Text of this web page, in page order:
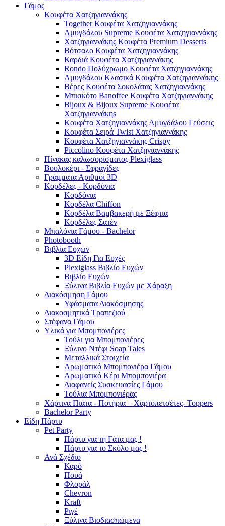
Γάμος
Κουφέτα Χατζηγιαννάκης
Together Κουφέτα Χατζηγιαννάκης
Αμυγδάλου Supreme Κουφέτα Χατζηγιαννάκης
Χατζηγιαννάκης Κουφέτα Premium Desserts
Βότσαλο Κουφέτα Χατζηγιαννάκης
Καρδιά Κουφέτα Χατζηγιαννάκης
Rondo Πολύχρωμο Κουφέτα Χατζηγιαννάκης
Αμυγδάλου Κλασικά Κουφέτα Χατζηγιαννάκης
Βέρες Κουφέτα Σοκολάτας Χατζηγιαννάκης
Μπισκότο Banoffee Κουφέτα Χατζηγιαννάκης
Bijoux & Bijoux Supreme Κουφέτα
Χατζηγιαννάκηs
Κουφέτα Χατζηγιαννάκης Αμυγδάλου Γεύσεις
Κουφέτα Σειρά Twist Χατζηγιαννάκης
Κουφέτα Χατζηγιαννάκης Crispy
Piccolino Κουφέτα Χατζηγιαννάκης
Πίνακας καλωσορίσματος Plexiglass
Βουλοκέρι - Σφραγίδες
Γράμματα Αριθμοί 3D
Κορδέλες - Κορδόνια
Κορδόνια
Κορδέλα Chiffon
Κορδέλα Βαμβακερή με Ξέφτια
Κορδέλες Σατέν
Μπαλόνια Γάμου - Bachelor
Photobooth
Βιβλία Ευχών
3D Είδη Για Ευχές
Plexiglass Βιβλίο Ευχών
Βιβλίο Ευχών
Ξύλινα Βιβλία Ευχών με Χάραξη
Διακόσμηση Γάμου
Υφάσματα Διακόσμησης
Διακοσμητικά Τραπεζιού
Στέφανα Γάμου
Υλικά για Μπομπονιέρες
Τούλι για Μπομπονιέρες
Ξύλινο Ντέφι Soap Tales
Μεταλλικά Στοιχεία
Αρωματικό Μπομπονιέρα Γάμου
Αρωματικό Κέρι Μπομπονιέρα
Διαφανείς Συσκευασίες Γάμου
Τούλια Μπομπονιέρας
Χάρτινα Πιάτα - Ποτήρια – Χαρτοπετσέτες- Toppers
Bachelor Party
Είδη Πάρτυ
Pet Party
Πάρτυ για τη Γάτα μας !
Πάρτυ για το Σκύλο μας !
Ανά Σχέδιο
Καρό
Πουά
Φλοράλ
Chevron
Kraft
Ριγέ
Ξύλινα Βιοδιασπώμενα